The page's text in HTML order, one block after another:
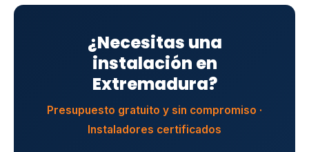
¿Necesitas una
instalación en
Extremadura?
Presupuesto gratuito y sin compromiso ·
Instaladores certificados